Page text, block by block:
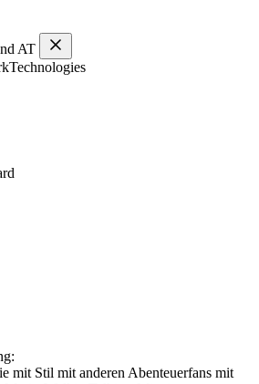
AT
mit Stil mit anderen Abenteuerfans mit